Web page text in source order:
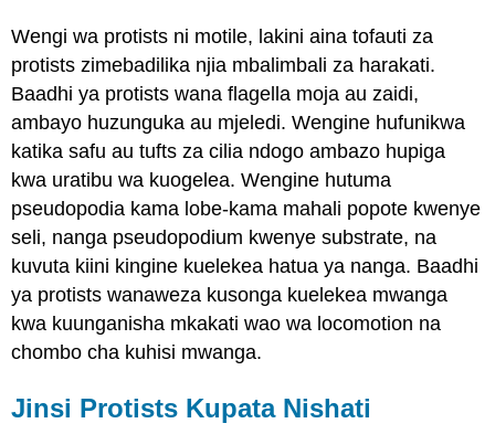
Wengi wa protists ni motile, lakini aina tofauti za
protists zimebadilika njia mbalimbali za harakati.
Baadhi ya protists wana flagella moja au zaidi,
ambayo huzunguka au mjeledi. Wengine hufunikwa
katika safu au tufts za cilia ndogo ambazo hupiga
kwa uratibu wa kuogelea. Wengine hutuma
pseudopodia kama lobe-kama mahali popote kwenye
seli, nanga pseudopodium kwenye substrate, na
kuvuta kiini kingine kuelekea hatua ya nanga. Baadhi
ya protists wanaweza kusonga kuelekea mwanga
kwa kuunganisha mkakati wao wa locomotion na
chombo cha kuhisi mwanga.
Jinsi Protists Kupata Nishati